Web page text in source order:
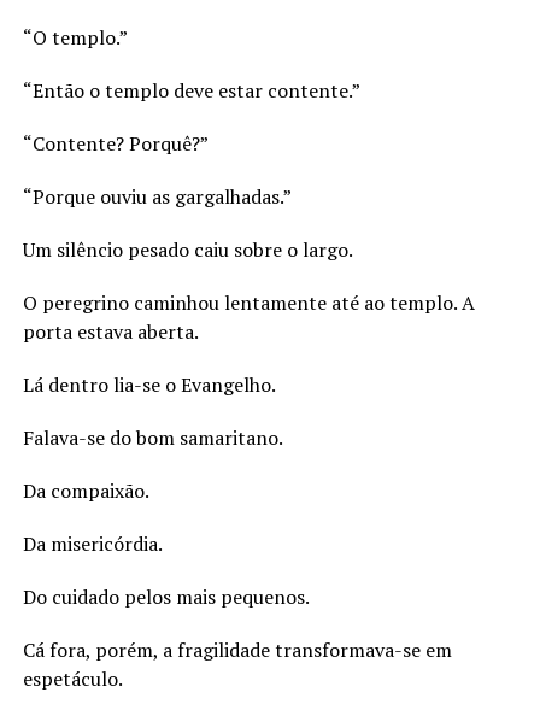
“O templo.”
“Então o templo deve estar contente.”
“Contente? Porquê?”
“Porque ouviu as gargalhadas.”
Um silêncio pesado caiu sobre o largo.
O peregrino caminhou lentamente até ao templo. A
porta estava aberta.
Lá dentro lia-se o Evangelho.
Falava-se do bom samaritano.
Da compaixão.
Da misericórdia.
Do cuidado pelos mais pequenos.
Cá fora, porém, a fragilidade transformava-se em
espetáculo.